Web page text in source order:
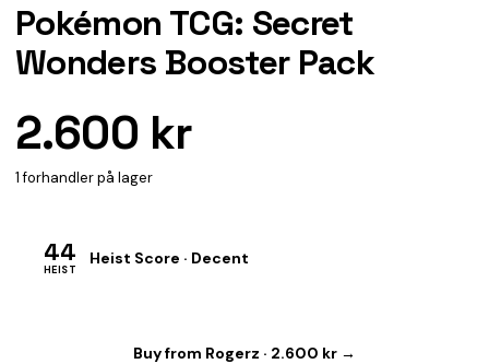
Pokémon TCG: Secret
Wonders Booster Pack
2.600 kr
1 forhandler på lager
44
HEIST
Heist Score · Decent
Buy from Rogerz · 2.600 kr →